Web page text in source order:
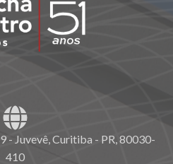
- Juvevê, Curitiba - PR, 80030-
410